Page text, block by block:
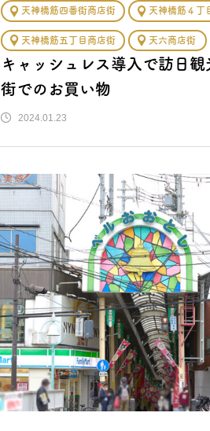
天神橋筋四番街商店街 天神橋筋４丁
天神橋筋五丁目商店街 天六商店街
キャッシュレス導入で訪日
街でのお買い物
2024.01.23